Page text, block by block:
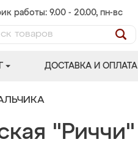
работы: 9.00 - 20.00, пн-вс
ДОСТАВКА И ОПЛАТА
"Риччи"